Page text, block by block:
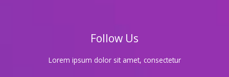
Follow Us
Lorem ipsum dolor sit amet, consectetur